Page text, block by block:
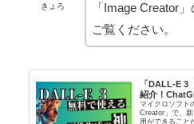
きょろ
「Image Creator
ご覧ください。
「DALL-E 3
紹介！
マイクロソフト
Creator」で、
用ができること